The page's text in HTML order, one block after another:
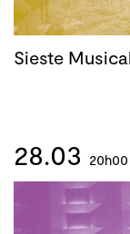
Sieste
28.03 20h00